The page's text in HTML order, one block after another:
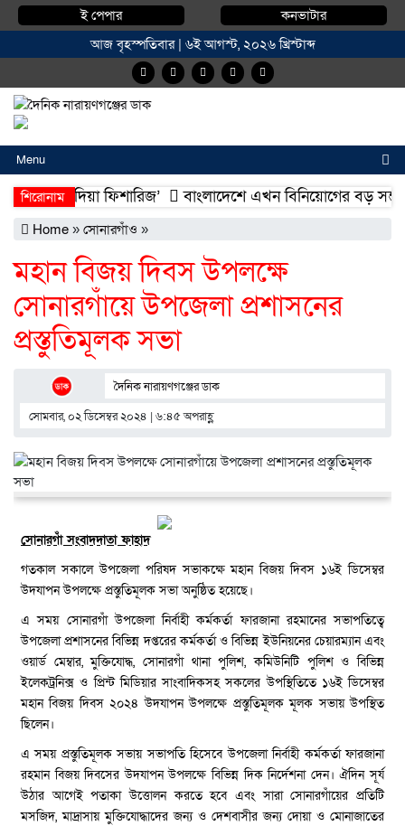
ই পেপার
কনভাটার
আজ বৃহস্পতিবার | ৬ই আগস্ট, ২০২৬ খ্রিস্টাব্দ
Menu
শিরোনাম
মোহাম্মদিয়া ফিশারিজ’
বাংলাদেশে এখন বিনিয়োগের বড়
ফিশারিজ’
Home » সোনারগাঁও »
মহান বিজয় দিবস উপলক্ষে
সোনারগাঁয়ে উপজেলা প্রশাসনের
প্রস্তুতিমূলক সভা
দৈনিক নারায়ণগঞ্জের ডাক
সোমবার, ০২ ডিসেম্বর ২০২৪ | ৬:৪৫ অপরাহ্ণ
সোনারগাঁ সংবাদদাতা ফাহাদ
গতকাল সকালে উপজেলা পরিষদ সভাকক্ষে মহান বিজয় দিবস ১৬ই ডিসেম্বর
উদযাপন উপলক্ষে প্রস্তুতিমূলক সভা অনুষ্ঠিত হয়েছে।
এ সময় সোনারগাঁ উপজেলা নির্বাহী কর্মকর্তা ফারজানা রহমানের সভাপতিত্বে
উপজেলা প্রশাসনের বিভিন্ন দপ্তরের কর্মকর্তা ও বিভিন্ন ইউনিয়নের চেয়ারম্যান এবং
ওয়ার্ড মেম্বার, মুক্তিযোদ্ধ, সোনারগাঁ থানা পুলিশ, কমিউনিটি পুলিশ ও বিভিন্ন
ইলেকট্রনিক্স ও প্রিন্ট মিডিয়ার সাংবাদিকসহ সকলের উপস্থিতিতে ১৬ই ডিসেম্বর
মহান বিজয় দিবস ২০২৪ উদযাপন উপলক্ষে প্রস্তুতিমূলক মূলক সভায় উপস্থিত
ছিলেন।
এ সময় প্রস্তুতিমূলক সভায় সভাপতি হিসেবে উপজেলা নির্বাহী কর্মকর্তা ফারজানা
রহমান বিজয় দিবসের উদযাপন উপলক্ষে বিভিন্ন দিক নির্দেশনা দেন। ঐদিন সূর্য
উঠার আগেই পতাকা উত্তোলন করতে হবে এবং সারা সোনারগাঁয়ের প্রতিটি
মসজিদ, মাদ্রাসায় মুক্তিযোদ্ধাদের জন্য ও দেশবাসীর জন্য দোয়া ও মোনাজাতের